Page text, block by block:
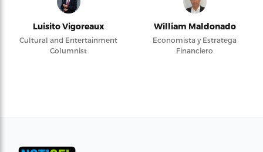
Luisito Vigoreaux
Cultural and Entertainment
Columnist
William Maldonado
Economista y Estratega
Financiero